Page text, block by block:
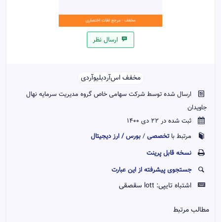
ارسال نظر
مخفف اس‌آر‌دبلیو‌آر‌دی‌‌
ارسال شده توسط شرکت سهامی خاص گروه مدیریت سرمایه نهال
جاویدان
ثبت شده در 22 دی 1400
مرتبط باتخصصی /بورس / ارز دیجیتال
نسخه قابل پرينت
جستجوی پیشرفته از این عبارت
اشتباه تایپی: lott سقصقی
مطالب مرتبط